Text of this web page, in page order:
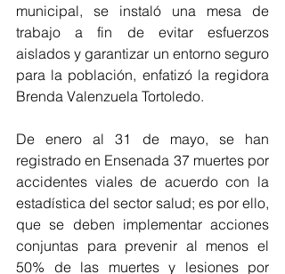
municipal, se instaló una mesa de
trabajo a fin de evitar esfuerzos
aislados y garantizar un entorno seguro
para la población, enfatizó la regidora
Brenda Valenzuela Tortoledo.
De enero al 31 de mayo, se han
registrado en Ensenada 37 muertes por
accidentes viales de acuerdo con la
estadística del sector salud; es por ello,
que se deben implementar acciones
conjuntas para prevenir al menos el
50% de las muertes y lesiones por